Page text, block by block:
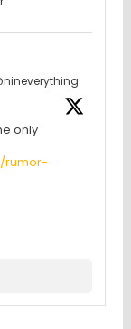
only
rumor-